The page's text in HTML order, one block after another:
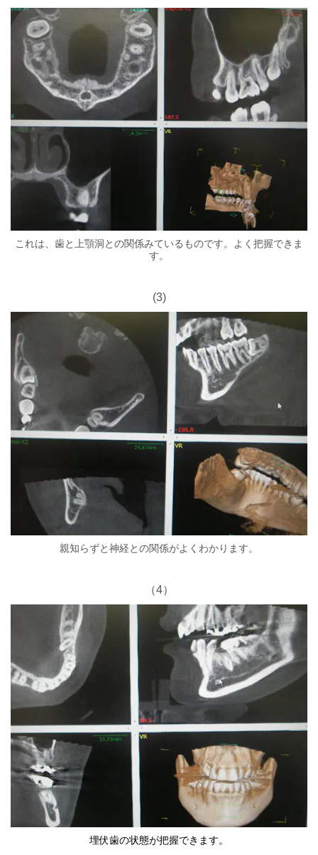
これは、歯と上顎洞との関係みているものです。よく把握できま
す。
(3)
親知らずと神経との関係がよくわかります。
（4）
埋伏歯の状態が把握できます。